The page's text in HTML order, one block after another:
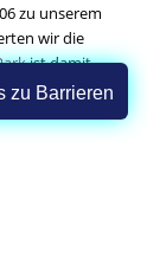
zu unserem
wir die
ist damit
ist nun
zu Barrieren